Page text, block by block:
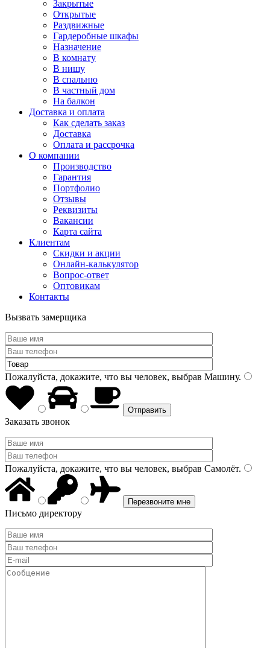
Закрытые
Открытые
Раздвижные
Гардеробные шкафы
Назначение
В комнату
В нишу
В спальню
В частный дом
На балкон
Доставка и оплата
Как сделать заказ
Доставка
Оплата и рассрочка
О компании
Производство
Гарантия
Портфолио
Отзывы
Реквизиты
Вакансии
Карта сайта
Клиентам
Скидки и акции
Онлайн-калькулятор
Вопрос-ответ
Оптовикам
Контакты
Вызвать замерщика
Пожалуйста, докажите, что вы человек, выбрав Машину.
Заказать звонок
Пожалуйста, докажите, что вы человек, выбрав Самолёт.
Письмо директору